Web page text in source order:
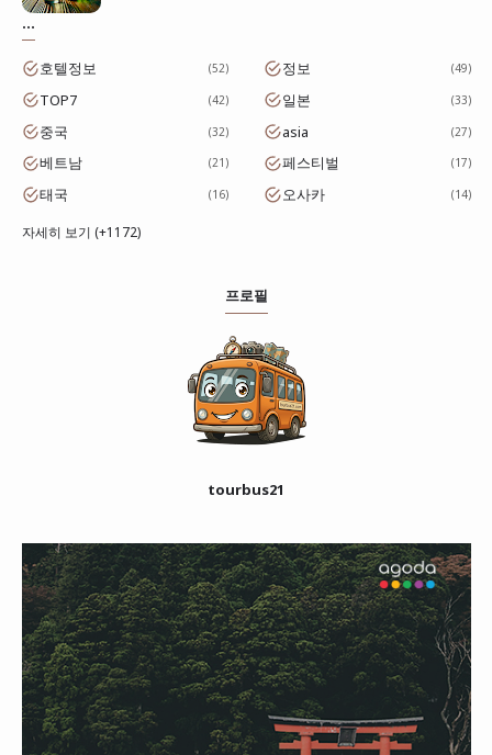
...
호텔정보 52 정보 49
TOP7 42 일본 33
중국 32 asia 27
베트남 21 페스티벌 17
태국 16 오사카 14
자세히 보기 (+1172)
프로필
tourbus21